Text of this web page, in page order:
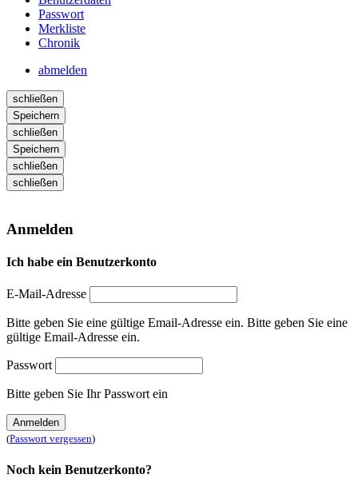
Passwort
Merkliste
Chronik
abmelden
schließen
Speichern
schließen
Speichern
schließen
schließen
Anmelden
Ich habe ein Benutzerkonto
E-Mail-Adresse
Bitte geben Sie eine gültige Email-Adresse ein. Bitte geben Sie eine
gültige Email-Adresse ein.
Passwort
Bitte geben Sie Ihr Passwort ein
Anmelden
(Passwort vergessen)
Noch kein Benutzerkonto?